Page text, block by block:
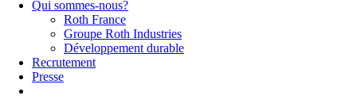
Qui sommes-nous?
Roth France
Groupe Roth Industries
Développement durable
Recrutement
Presse